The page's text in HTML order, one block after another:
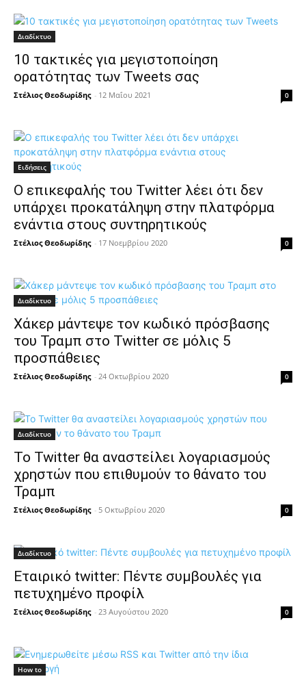
Διαδίκτυο
10 τακτικές για μεγιστοποίηση
ορατότητας των Tweets σας
Στέλιος Θεοδωρίδης - 12 Μαΐου 2021 0
Ειδήσεις
Ο επικεφαλής του Twitter λέει ότι δεν
υπάρχει προκατάληψη στην πλατφόρμα
ενάντια στους συντηρητικούς
Στέλιος Θεοδωρίδης - 17 Νοεμβρίου 2020 0
Διαδίκτυο
Χάκερ μάντεψε τον κωδικό πρόσβασης
του Τραμπ στο Twitter σε μόλις 5
προσπάθειες
Στέλιος Θεοδωρίδης - 24 Οκτωβρίου 2020 0
Διαδίκτυο
Το Twitter θα αναστείλει λογαριασμούς
χρηστών που επιθυμούν το θάνατο του
Τραμπ
Στέλιος Θεοδωρίδης - 5 Οκτωβρίου 2020 0
Διαδίκτυο
Εταιρικό twitter: Πέντε συμβουλές για
πετυχημένο προφίλ
Στέλιος Θεοδωρίδης - 23 Αυγούστου 2020 0
How to